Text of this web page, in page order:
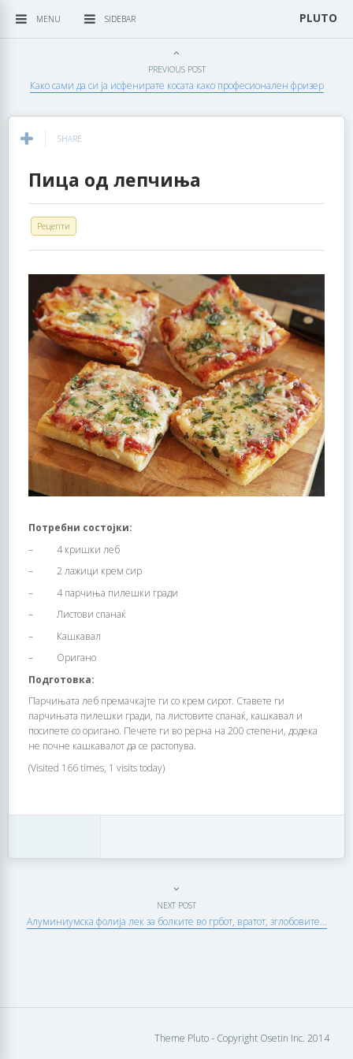
MENU SIDEBAR PLUTO
PREVIOUS POST
Како сами да си ја исфенирате косата како професионален фризер
SHARE
Пица од лепчиња
Рецепти
Потребни состојки:
– 4 кришки леб
– 2 лажици крем сир
– 4 парчиња пилешки гради
– Листови спанаќ
– Кашкавал
– Оригано
Подготовка:
Парчињата леб премачкајте ги со крем сирот. Ставете ги
парчињата пилешки гради, па листовите спанаќ, кашкавал и
посипете со оригано. Печете ги во рерна на 200 степени, додека
не почне кашкавалот да се растопува.
(Visited 166 times, 1 visits today)
NEXT POST
Алуминиумска фолија лек за болките во грбот, вратот, зглобовите…
Theme Pluto - Copyright Osetin Inc. 2014